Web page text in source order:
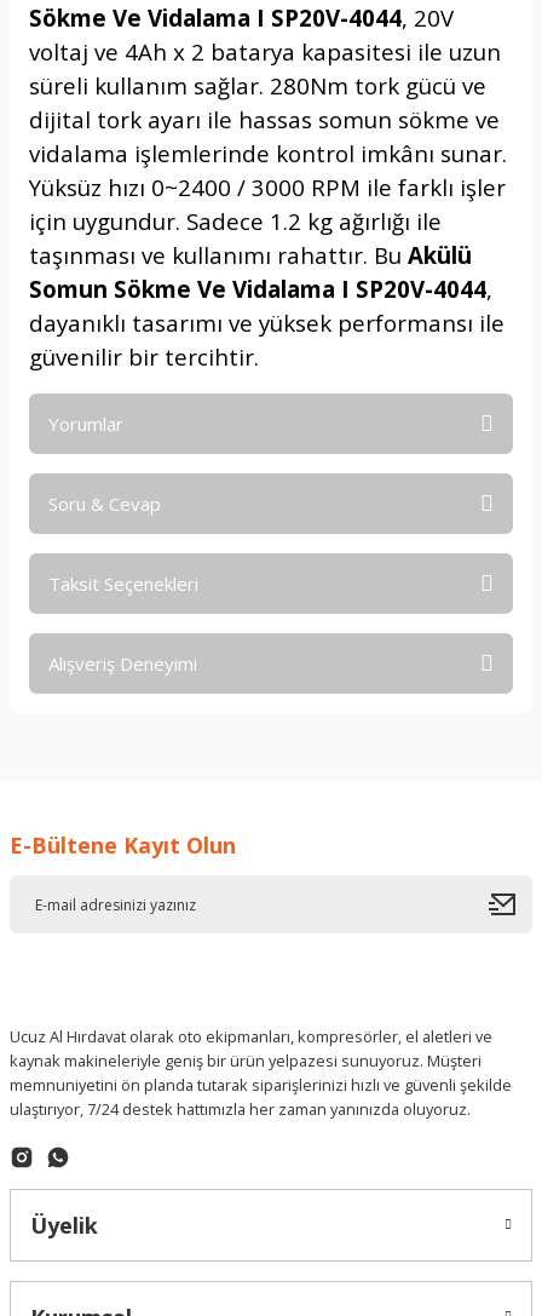
Sökme Ve Vidalama I SP20V-4044, 20V
voltaj ve 4Ah x 2 batarya kapasitesi ile uzun
süreli kullanım sağlar. 280Nm tork gücü ve
dijital tork ayarı ile hassas somun sökme ve
vidalama işlemlerinde kontrol imkânı sunar.
Yüksüz hızı 0~2400 / 3000 RPM ile farklı işler
için uygundur. Sadece 1.2 kg ağırlığı ile
taşınması ve kullanımı rahattır. Bu Akülü
Somun Sökme Ve Vidalama I SP20V-4044,
dayanıklı tasarımı ve yüksek performansı ile
güvenilir bir tercihtir.
Yorumlar
Soru & Cevap
Ürün hakkında henüz soru sorulmamış.
Taksit Seçenekleri
Alışveriş Deneyimi
Deneyimini Paylaş
E-Bültene Kayıt Olun
Ucuz Al Hırdavat olarak oto ekipmanları, kompresörler, el aletleri ve
kaynak makineleriyle geniş bir ürün yelpazesi sunuyoruz. Müşteri
memnuniyetini ön planda tutarak siparişlerinizi hızlı ve güvenli şekilde
ulaştırıyor, 7/24 destek hattımızla her zaman yanınızda oluyoruz.
Üyelik